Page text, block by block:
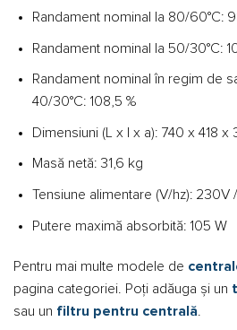
Randament nominal la 80/60°C:
Randament nominal la 50/30°C:
Randament nominal în regim de
40/30°C: 108,5 %
Dimensiuni (L x l x a): 740 x 418 x
Masă netă: 31,6 kg
Tensiune alimentare (V/hz): 230V
Putere maximă absorbită: 105 W
Pentru mai multe modele de
pagina categoriei. Poți adăuga și un
sau un filtru pentru centrală.